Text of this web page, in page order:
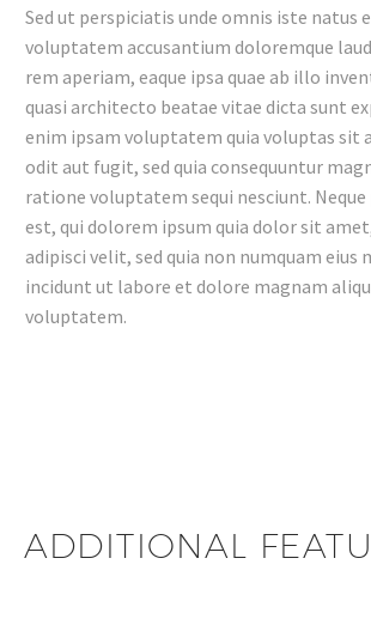
Sed ut perspiciatis unde omnis iste natus
voluptatem accusantium doloremque
rem aperiam, eaque ipsa quae ab illo
quasi architecto beatae vitae dicta sunt
enim ipsam voluptatem quia voluptas sit
odit aut fugit, sed quia consequuntur
ratione voluptatem sequi nesciunt. Neque
est, qui dolorem ipsum quia dolor sit
adipisci velit, sed quia non numquam eius
incidunt ut labore et dolore magnam
voluptatem.
ADDITIONAL